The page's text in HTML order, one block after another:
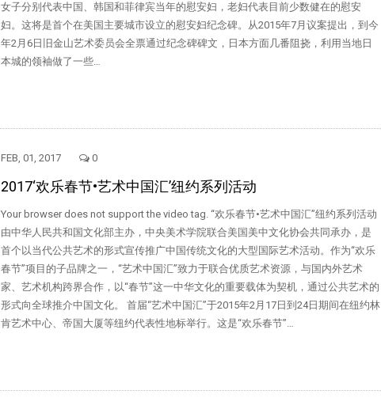
女子分别代表中国、韩国和菲律宾当年的慰安妇，老妇代表目前少数健在的慰安
妇。这将是首个在美国主要城市设立的慰安妇纪念碑。从2015年7月议案提出，到今
年2月6日旧金山艺术委员会全票通过纪念碑碑文，日本方面几番阻挠，利用当地日
本城的领袖做了一些…
FEB, 01, 2017 0
2017‘欢乐春节•艺术中国汇’纽约系列活动
Your browser does not support the video tag. “欢乐春节•艺术中国汇”纽约系列活动
由中华人民共和国文化部主办，中央美术学院联合美国美中文化协会共同承办，是
首个以当代公共艺术的形式宣传推广中国传统文化的大型国际艺术活动。作为“欢乐
春节”项目的子品牌之一，“艺术中国汇”致力于联合优质艺术资源，与国内外艺术
家、艺术机构跨界合作，以“春节”这一中华文化的重要载体为契机，通过公共艺术的
形式向全球推介中国文化。 首届“艺术中国汇”于2015年2月17日到24日期间在纽约林
肯艺术中心、帝国大厦等纽约代表性地标举行。这是“欢乐春节”…